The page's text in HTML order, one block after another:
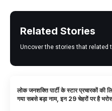
Related Stories
Uncover the stories that related
लोक जनशक्ति पार्टी के स्टार प्रचारकों की
गया सबसे बड़ा नाम, इन 29 चेहरों पर है